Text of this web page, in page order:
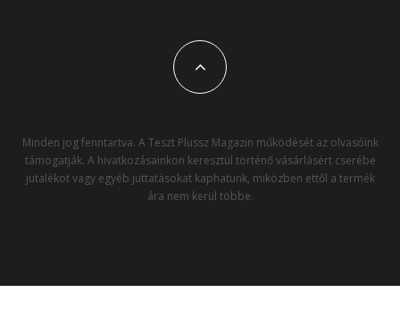
Minden jog fenntartva. A Teszt Plussz Magazin működését az olvasóink
támogatják. A hivatkozásainkon keresztül történő vásárlásért cserébe
jutalékot vagy egyéb juttatásokat kaphatunk, miközben ettől a termék
ára nem kerül többe.